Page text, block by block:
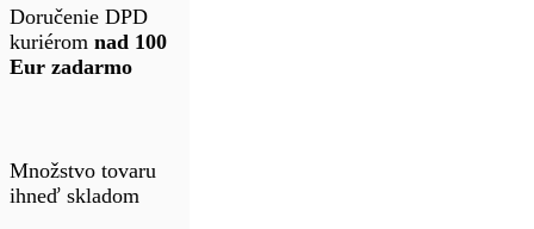
Doručenie DPD
kuriérom nad 100
Eur zadarmo
Množstvo tovaru
ihneď skladom